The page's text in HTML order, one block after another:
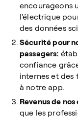
encourageons
l'électrique
des données
Sécurité pour
passagers:
confiance
internes et des
à notre app.
Revenus de
que les